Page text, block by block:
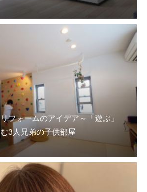
フォームのアイデア～「遊ぶ」
3人兄弟の子供部屋